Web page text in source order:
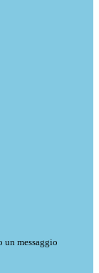
un messaggio